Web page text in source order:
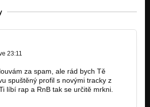
23:11
za spam, ale rád bych Tě
spuštěný profil s novými tracky z
líbí rap a RnB tak se určitě mrkni.